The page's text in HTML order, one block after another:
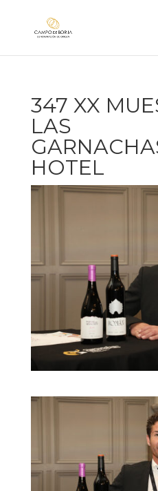
347 XX
LAS
HOTEL